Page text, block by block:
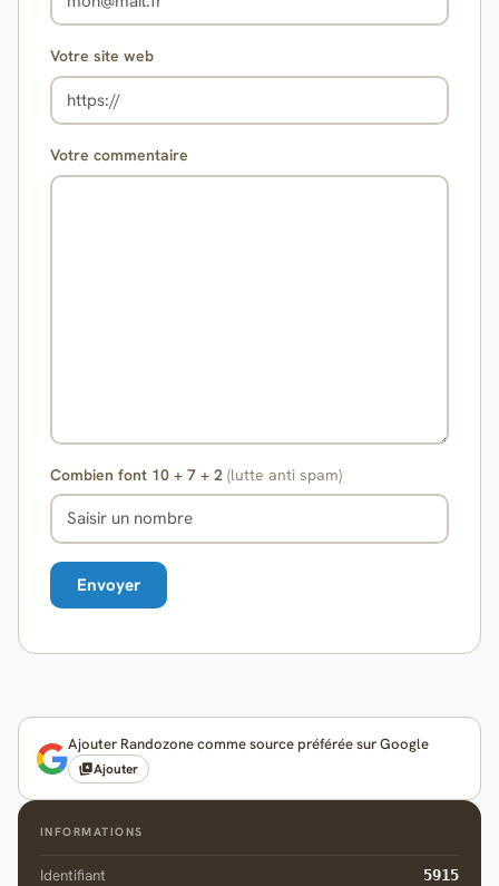
Votre site web
Votre commentaire
Combien font 10 + 7 + 2 (lutte anti spam)
Ajouter Randozone comme source préférée sur Google
Ajouter
INFORMATIONS
Identifiant 5915